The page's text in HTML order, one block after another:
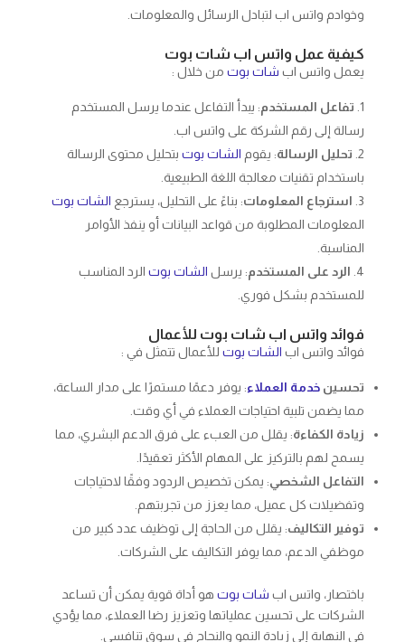
وخوادم واتس اب لتبادل الرسائل والمعلومات.
كيفية عمل واتس اب شات بوت
يعمل واتس اب شات بوتمن خلال :
تفاعل المستخدم: يبدأ التفاعل عندما يرسل المستخدم
رسالة إلى رقم الشركة على واتس اب.
تحليل الرسالة: يقوم الشات بوتبتحليل محتوى الرسالة
باستخدام تقنيات معالجة اللغة الطبيعية.
استرجاع المعلومات: بناءً على التحليل، يسترجع الشات بوت
المعلومات المطلوبة من قواعد البيانات أو ينفذ الأوامر
المناسبة.
الرد على المستخدم: يرسل الشات بوتالرد المناسب
للمستخدم بشكل فوري.
فوائد واتس اب شات بوت للأعمال
فوائد واتس اب الشات بوتللأعمال تتمثل في :
تحسين خدمة العملاء: يوفر دعمًا مستمرًا على مدار الساعة،
مما يضمن تلبية احتياجات العملاء في أي وقت.
زيادة الكفاءة: يقلل من العبء على فرق الدعم البشري، مما
يسمح لهم بالتركيز على المهام الأكثر تعقيدًا.
التفاعل الشخصي: يمكن تخصيص الردود وفقًا لاحتياجات
وتفضيلات كل عميل، مما يعزز من تجربتهم.
توفير التكاليف: يقلل من الحاجة إلى توظيف عدد كبير من
موظفي الدعم، مما يوفر التكاليف على الشركات.
باختصار، واتس اب شات بوتهو أداة قوية يمكن أن تساعد
الشركات على تحسين عملياتها وتعزيز رضا العملاء، مما يؤدي
في النهاية إلى زيادة النمو والنجاح في سوق تنافسي.